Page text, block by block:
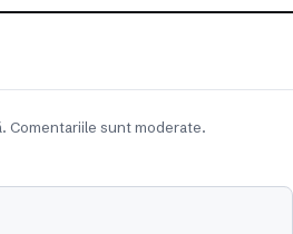
Comentariile sunt moderate.